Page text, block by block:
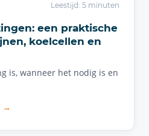
Leestijd: 5 minuten
een praktische
koelcellen en
is, wanneer het nodig is en
→